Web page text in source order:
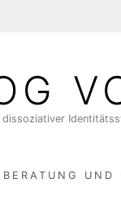
dissoziativer
BERATUNG UND